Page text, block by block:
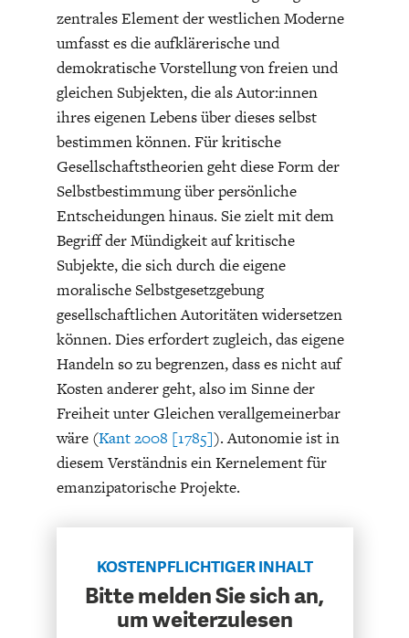
FACHKRÄFTEMANGEL
DAS DEUTSCHE
GESUNDHEITSWESEN
FINANZMÄRKTE
GELDPOLITIK
zentrales Element der westlichen Moderne
umfasst es die aufklärerische und
demokratische Vorstellung von freien und
gleichen Subjekten, die als Autor:innen
ihres eigenen Lebens über dieses selbst
bestimmen können. Für kritische
Gesellschaftstheorien geht diese Form der
Selbstbestimmung über persönliche
Entscheidungen hinaus. Sie zielt mit dem
Begriff der Mündigkeit auf kritische
Subjekte, die sich durch die eigene
moralische Selbstgesetzgebung
gesellschaftlichen Autoritäten widersetzen
können. Dies erfordert zugleich, das eigene
Handeln so zu begrenzen, dass es nicht auf
Kosten anderer geht, also im Sinne der
Freiheit unter Gleichen verallgemeinerbar
wäre (Kant 2008 [1785]). Autonomie ist in
diesem Verständnis ein Kernelement für
emanzipatorische Projekte.
KOSTENPFLICHTIGER INHALT
Bitte melden Sie sich an,
um weiterzulesen